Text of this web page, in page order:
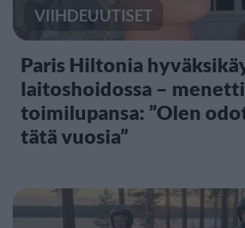
VIIHDEUUTISET
Paris Hiltonia
laitoshoidossa –
toimilupansa: ”Olen
tätä vuosia”